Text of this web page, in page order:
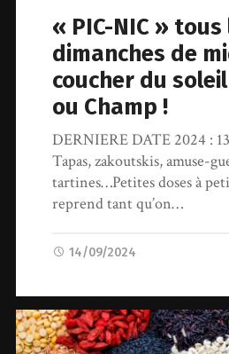
« PIC-NIC » tous
dimanches de
coucher du
ou Champ !
DERNIERE DATE 2024 :
Tapas, zakoutskis, amuse-
tartines…Petites doses à
reprend tant qu’on…
14/09/2024